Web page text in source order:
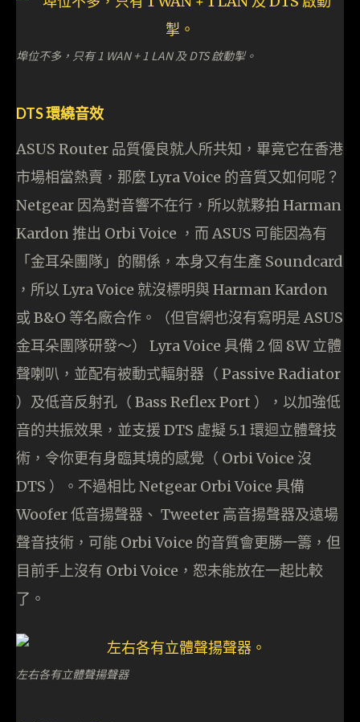
埠位不多，只有 1 WAN + 1 LAN 及 DTS 啟動掣。
DTS 環繞音效
ASUS Router 品質優良就人所共知，畢竟它在香港
市場相當熱賣，那麼 Lyra Voice 的音質又如何呢？
Netgear 因為對音響不在行，所以就夥拍 Harman
Kardon 推出 Orbi Voice ，而 ASUS 可能因為有
「金耳朵團隊」的關係，本身又有生產 Soundcard
，所以 Lyra Voice 就沒標明與 Harman Kardon
或 B&O 等名廠合作。（但官網也沒有寫明是 ASUS
金耳朵團隊研發～） Lyra Voice 具備 2 個 8W 立體
聲喇叭，並配有被動式輻射器（ Passive Radiator
）及低音反射孔（ Bass Reflex Port ），以加強低
音的共振效果，並支援 DTS 虛擬 5.1 環迴立體聲技
術，令你更有身臨其境的感覺（ Orbi Voice 沒
DTS ）。不過相比 Netgear Orbi Voice 具備
Woofer 低音揚聲器、 Tweeter 高音揚聲器及遠場
聲音技術，可能 Orbi Voice 的音質會更勝一籌，但
目前手上沒有 Orbi Voice，恕未能放在一起比較
了。
左右各有立體聲揚聲器